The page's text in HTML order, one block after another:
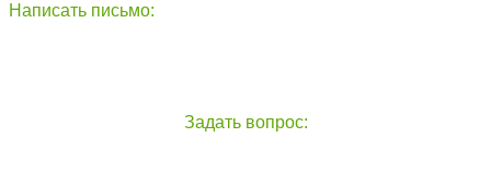
Написать письмо:
Задать вопрос: